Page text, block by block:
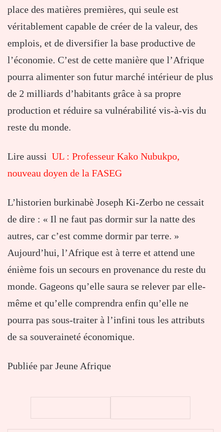
place des matières premières, qui seule est
véritablement capable de créer de la valeur, des
emplois, et de diversifier la base productive de
l’économie. C’est de cette manière que l’Afrique
pourra alimenter son futur marché intérieur de plus
de 2 milliards d’habitants grâce à sa propre
production et réduire sa vulnérabilité vis-à-vis du
reste du monde.
Lire aussi UL : Professeur Kako Nubukpo,
nouveau doyen de la FASEG
L’historien burkinabè Joseph Ki-Zerbo ne cessait
de dire : « Il ne faut pas dormir sur la natte des
autres, car c’est comme dormir par terre. »
Aujourd’hui, l’Afrique est à terre et attend une
énième fois un secours en provenance du reste du
monde. Gageons qu’elle saura se relever par elle-
même et qu’elle comprendra enfin qu’elle ne
pourra pas sous-traiter à l’infini tous les attributs
de sa souveraineté économique.
Publiée par Jeune Afrique